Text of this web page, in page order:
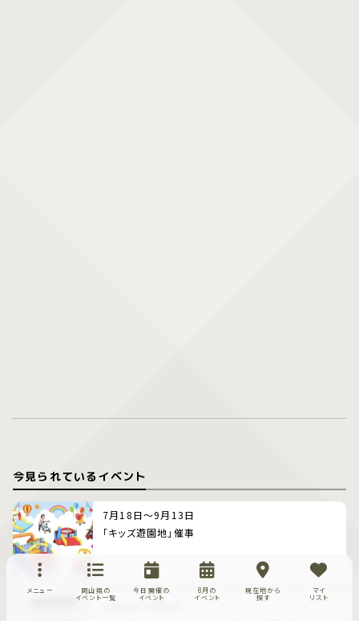
今見られているイベント
7月18日～9月13日
「キッズ遊園地」催事
メニュー
岡山県の
イベント一覧
今日開催の
イベント
8月の
イベント
現在地から
探す
マイ
リスト